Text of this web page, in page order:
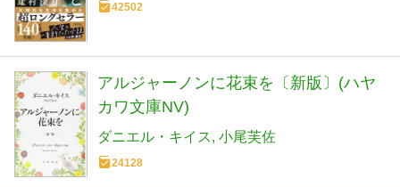
42502
アルジャーノンに花束を〔新版〕(ハヤ
カワ文庫NV)
ダニエル・キイス 小尾芙佐
24128